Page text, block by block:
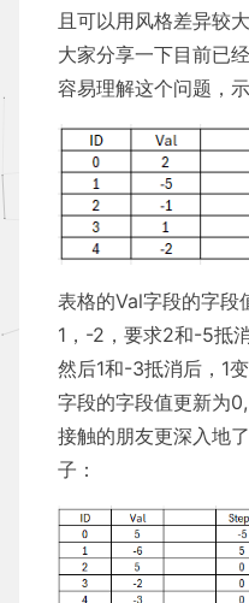
且可以用风格差异较
大家分享一下目前已
容易理解这个问题，
表格的Val字段的字段
1，-2，要求2和-5抵
然后1和-3抵消后，1
字段的字段值更新为
接触的朋友更深入地
子：